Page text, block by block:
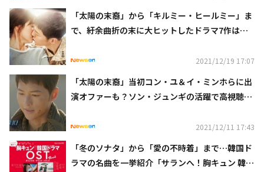
「太陽の末裔」から「キルミー・ヒールミー」ま
で、紆余曲折の末に大ヒットしたドラマ7作は？
2021/12/19 17:07
「太陽の末裔」当初コン・ユ＆イ・ミンホらに出
演オファーも？ソン・ジュンギの活躍で高視聴率
2021/12/11 17:43
「冬のソナタ」から「愛の不時着」まで…韓国ド
ラマの名曲を一挙紹介「サランへ！胸キュン 韓国